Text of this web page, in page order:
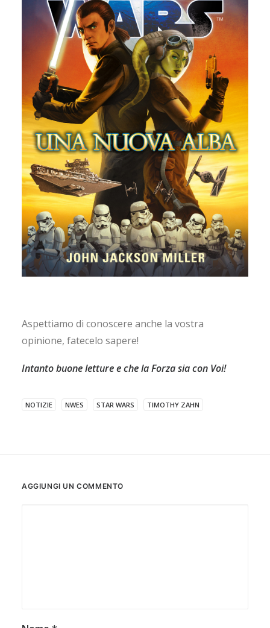
Aspettiamo di conoscere anche la vostra
opinione, fatecelo sapere!
Intanto buone letture e che la Forza sia con Voi!
NOTIZIE NWES STAR WARS TIMOTHY ZAHN
AGGIUNGI UN COMMENTO